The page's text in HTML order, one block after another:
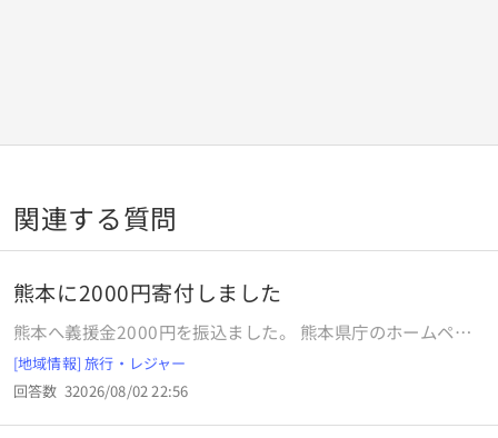
関連する質問
熊本に2000円寄付しました
熊本へ義援金2000円を振込ました。 熊本県庁のホームペー
ジから受け付けています。 私は1500万の資産があります
が、正直言って2000円はかなりキツい金額です。 クマモン
も嫌いなデザインだし熊本に縁もゆかりもないし、熊本に行
く事も一生ないでしょうが、熊本に2000円振込ました。 熊
[地域情報] 旅行・レジャー
回答数 32026/08/02 22:56